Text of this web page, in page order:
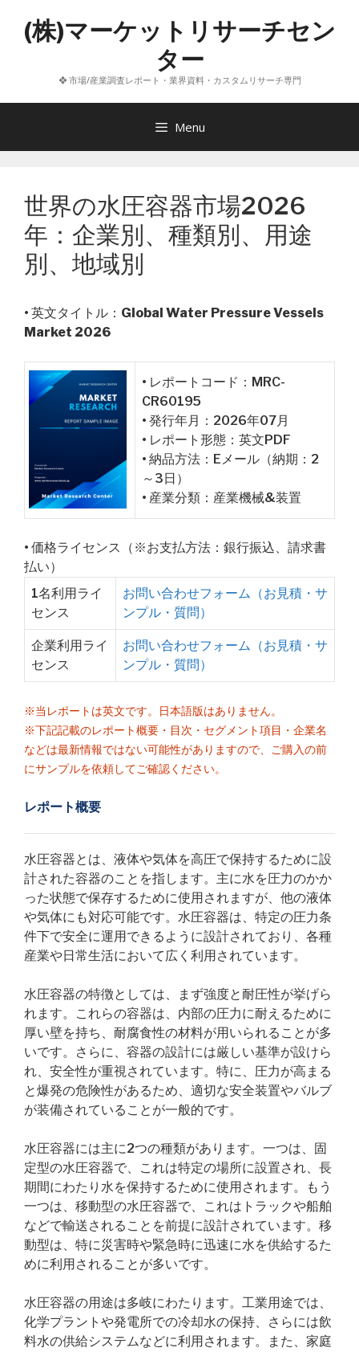
へ
(株)マーケットリサーチセン
ター
❖ 市場/産業調査レポート・業界資料・カスタムリサーチ専門
Menu
世界の水圧容器市場2026
年：企業別、種類別、用途
別、地域別
• 英文タイトル： Global Water Pressure Vessels
Market 2026
• レポートコード：MRC-
CR60195
• 発行年月：2026年07月
• レポート形態：英文PDF
• 納品方法：Eメール（納期：2
～3日）
• 産業分類：産業機械&装置
• 価格ライセンス（※お支払方法：銀行振込、請求書
払い）
1名利用ライ
センス
お問い合わせフォーム（お見積・サ
ンプル・質問）
企業利用ライ
センス
お問い合わせフォーム（お見積・サ
ンプル・質問）
※当レポートは英文です。日本語版はありません。
※下記記載のレポート概要・目次・セグメント項目・企業名
などは最新情報ではない可能性がありますので、ご購入の前
にサンプルを依頼してご確認ください。
レポート概要
水圧容器とは、液体や気体を高圧で保持するために設
計された容器のことを指します。主に水を圧力のかか
った状態で保存するために使用されますが、他の液体
や気体にも対応可能です。水圧容器は、特定の圧力条
件下で安全に運用できるように設計されており、各種
産業や日常生活において広く利用されています。
水圧容器の特徴としては、まず強度と耐圧性が挙げら
れます。これらの容器は、内部の圧力に耐えるために
厚い壁を持ち、耐腐食性の材料が用いられることが多
いです。さらに、容器の設計には厳しい基準が設けら
れ、安全性が重視されています。特に、圧力が高まる
と爆発の危険性があるため、適切な安全装置やバルブ
が装備されていることが一般的です。
水圧容器には主に2つの種類があります。一つは、固
定型の水圧容器で、これは特定の場所に設置され、長
期間にわたり水を保持するために使用されます。もう
一つは、移動型の水圧容器で、これはトラックや船舶
などで輸送されることを前提に設計されています。移
動型は、特に災害時や緊急時に迅速に水を供給するた
めに利用されることが多いです。
水圧容器の用途は多岐にわたります。工業用途では、
化学プラントや発電所での冷却水の保持、さらには飲
料水の供給システムなどに利用されます。また、家庭